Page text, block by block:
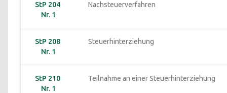
StP 204
Nr. 1
Nachsteuerverfahren
StP 208
Nr. 1
Steuerhinterziehung
StP 210
Nr. 1
Teilnahme an einer Steuerhinterziehung